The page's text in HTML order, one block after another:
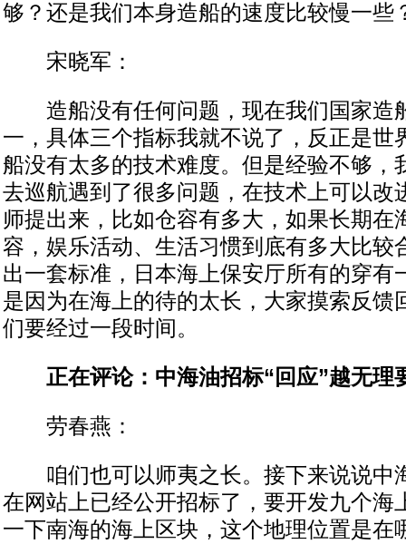
够？还是我们本身造船的速度比较慢一些
宋晓军：
造船没有任何问题，现在我们国家造
一，具体三个指标我就不说了，反正是世
船没有太多的技术难度。但是经验不够，
去巡航遇到了很多问题，在技术上可以改
师提出来，比如仓容有多大，如果长期在
容，娱乐活动、生活习惯到底有多大比较
出一套标准，日本海上保安厅所有的穿有
是因为在海上的待的太长，大家摸索反馈
们要经过一段时间。
正在评论：中海油招标“回应”越无理
劳春燕：
咱们也可以师夷之长。接下来说说中
在网站上已经公开招标了，要开发九个海
一下南海的海上区块，这个地理位置是在